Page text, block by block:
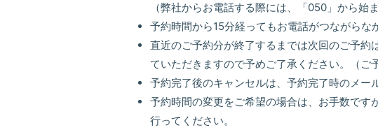
（弊社からお電話する際には、「050」から始
予約時間から15分経ってもお電話がつながらな
直近のご予約分が終了するまでは次回のご予
ていただきますので予めご了承ください。（ご
予約完了後のキャンセルは、予約完了時のメー
予約時間の変更をご希望の場合は、お手数で
行ってください。